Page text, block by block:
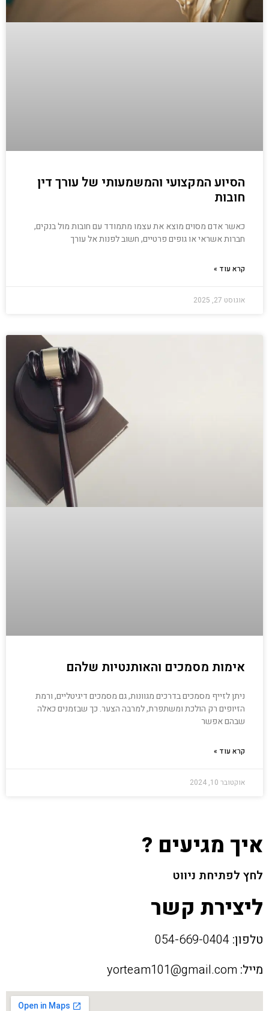
הסיוע המקצועי והמשמעותי של עורך דין
חובות
כאשר אדם מסוים מוצא את עצמו מתמודד עם חובות מול בנקים,
חברות אשראי או גופים פרטיים, חשוב לפנות אל עורך
קרא עוד »
אוגוסט 27, 2025
אימות מסמכים והאותנטיות שלהם
ניתן לזייף מסמכים בדרכים מגוונות, גם מסמכים דיגיטליים, ורמת
הזיופים רק הולכת ומשתפרת, למרבה הצער. כך שבזמנים כאלה
שבהם אפשר
קרא עוד »
אוקטובר 10, 2024
איך מגיעים ?
לחץ לפתיחת ניווט
ליצירת קשר
טלפון:
מייל: yorteam101@gmail.com